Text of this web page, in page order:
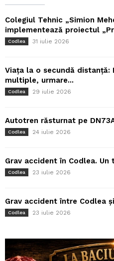
Colegiul Tehnic „Simion
implementează proiectul
Codlea 31 iulie 2026
Viața la o secundă distanță:
multiple, urmare...
Codlea 29 iulie 2026
Autotren răsturnat pe
Codlea 24 iulie 2026
Grav accident în Codlea.
Codlea 23 iulie 2026
Grav accident între Codlea
Codlea 23 iulie 2026